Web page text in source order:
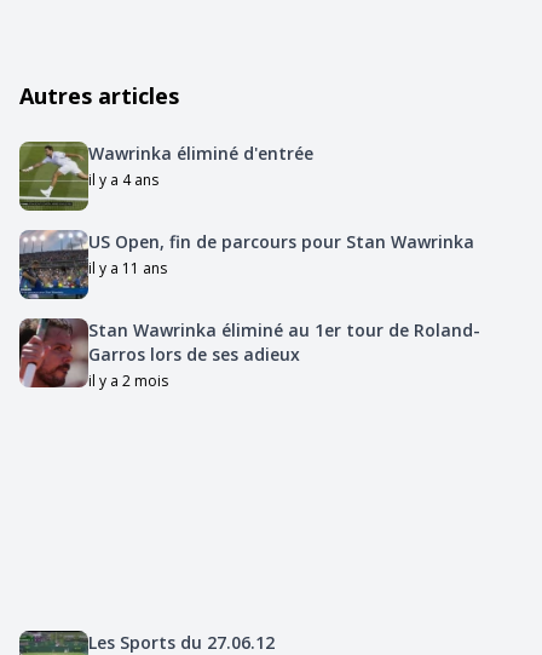
Autres articles
Wawrinka éliminé d'entrée
il y a 4 ans
US Open, fin de parcours pour Stan Wawrinka
il y a 11 ans
Stan Wawrinka éliminé au 1er tour de Roland-
Garros lors de ses adieux
il y a 2 mois
Les Sports du 27.06.12